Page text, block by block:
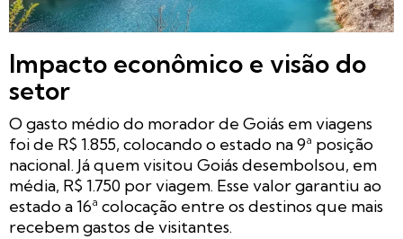
Impacto econômico e visão do
setor
O gasto médio do morador de Goiás em viagens
foi de R$ 1.855, colocando o estado na 9ª posição
nacional. Já quem visitou Goiás desembolsou, em
média, R$ 1.750 por viagem. Esse valor garantiu ao
estado a 16ª colocação entre os destinos que mais
recebem gastos de visitantes.